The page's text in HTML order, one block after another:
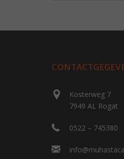
Kosterweg 7
7949 AL Rogat
0522 – 745380